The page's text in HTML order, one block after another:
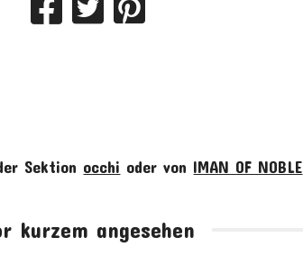
Sektion occhi oder von IMAN OF NOBLE
kurzem angesehen